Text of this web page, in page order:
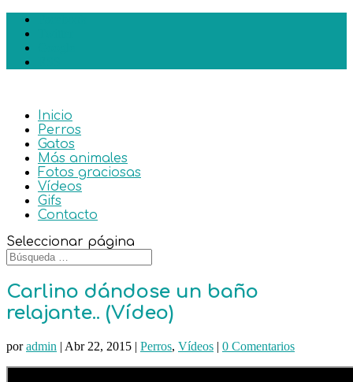
Inicio
Perros
Gatos
Más animales
Fotos graciosas
Vídeos
Gifs
Contacto
Seleccionar página
Carlino dándose un baño
relajante.. (Vídeo)
poradmin | Abr 22, 2015 | Perros, Vídeos | 0 Comentarios